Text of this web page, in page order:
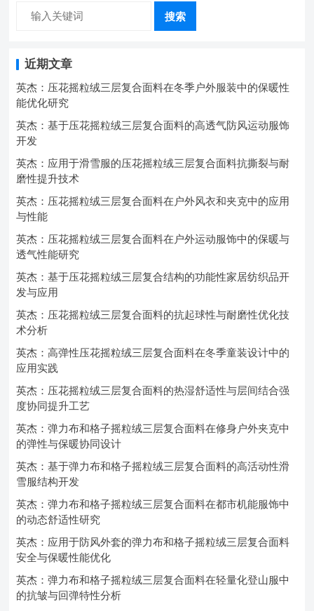
搜索
近期文章
英杰：压花摇粒绒三层复合面料在冬季户外服装中的保暖性
能优化研究
英杰：基于压花摇粒绒三层复合面料的高透气防风运动服饰
开发
英杰：应用于滑雪服的压花摇粒绒三层复合面料抗撕裂与耐
磨性提升技术
英杰：压花摇粒绒三层复合面料在户外风衣和夹克中的应用
与性能
英杰：压花摇粒绒三层复合面料在户外运动服饰中的保暖与
透气性能研究
英杰：基于压花摇粒绒三层复合结构的功能性家居纺织品开
发与应用
英杰：压花摇粒绒三层复合面料的抗起球性与耐磨性优化技
术分析
英杰：高弹性压花摇粒绒三层复合面料在冬季童装设计中的
应用实践
英杰：压花摇粒绒三层复合面料的热湿舒适性与层间结合强
度协同提升工艺
英杰：弹力布和格子摇粒绒三层复合面料在修身户外夹克中
的弹性与保暖协同设计
英杰：基于弹力布和格子摇粒绒三层复合面料的高活动性滑
雪服结构开发
英杰：弹力布和格子摇粒绒三层复合面料在都市机能服饰中
的动态舒适性研究
英杰：应用于防风外套的弹力布和格子摇粒绒三层复合面料
安全与保暖性能优化
英杰：弹力布和格子摇粒绒三层复合面料在轻量化登山服中
的抗皱与回弹特性分析